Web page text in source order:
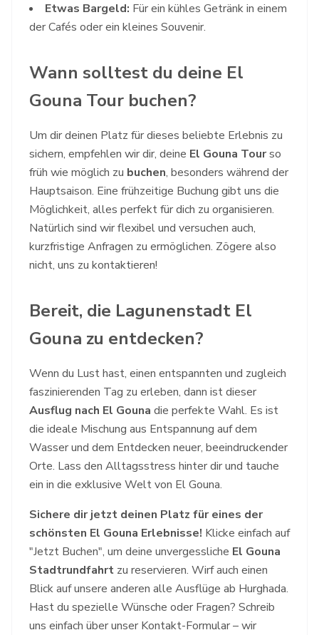
Etwas Bargeld: Für ein kühles Getränk in einem
der Cafés oder ein kleines Souvenir.
Wann solltest du deine El
Gouna Tour buchen?
Um dir deinen Platz für dieses beliebte Erlebnis zu
sichern, empfehlen wir dir, deine El Gouna Tourso
früh wie möglich zu buchen, besonders während der
Hauptsaison. Eine frühzeitige Buchung gibt uns die
Möglichkeit, alles perfekt für dich zu organisieren.
Natürlich sind wir flexibel und versuchen auch,
kurzfristige Anfragen zu ermöglichen. Zögere also
nicht, uns zu kontaktieren!
Bereit, die Lagunenstadt El
Gouna zu entdecken?
Wenn du Lust hast, einen entspannten und zugleich
faszinierenden Tag zu erleben, dann ist dieser
Ausflug nach El Gouna die perfekte Wahl. Es ist
die ideale Mischung aus Entspannung auf dem
Wasser und dem Entdecken neuer, beeindruckender
Orte. Lass den Alltagsstress hinter dir und tauche
ein in die exklusive Welt von El Gouna.
Sichere dir jetzt deinen Platz für eines der
schönsten El Gouna Erlebnisse! Klicke einfach auf
"Jetzt Buchen", um deine unvergessliche El Gouna
Stadtrundfahrt zu reservieren. Wirf auch einen
Blick auf unsere anderen alle Ausflüge ab Hurghada.
Hast du spezielle Wünsche oder Fragen? Schreib
uns einfach über unser Kontakt-Formular – wir